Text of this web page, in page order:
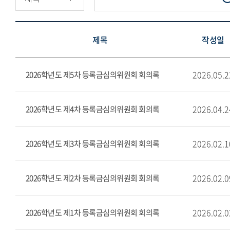
제목 작성일
2026학년도 제5차 등록금심의위원회 회의록
2026학년도 제4차 등록금심의위원회 회의록
2026학년도 제3차 등록금심의위원회 회의록
2026학년도 제2차 등록금심의위원회 회의록
2026학년도 제1차 등록금심의위원회 회의록